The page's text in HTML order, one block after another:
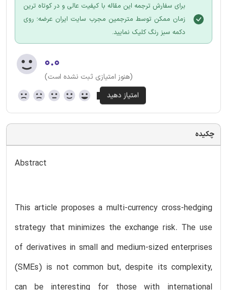
برای سفارش ترجمه این مقاله با کیفیت عالی و در کوتاه ترین
زمان ممکن توسط مترجمین مجرب سایت ایران عرضه؛ روی
دکمه سبز رنگ کلیک نمایید.
۰.۰
(هنوز امتیازی ثبت نشده است)
چکیده
Abstract
This article proposes a multi-currency cross-hedging
strategy that minimizes the exchange risk. The use
of derivatives in small and medium-sized enterprises
(SMEs) is not common but, despite its complexity,
can be interesting for those with international